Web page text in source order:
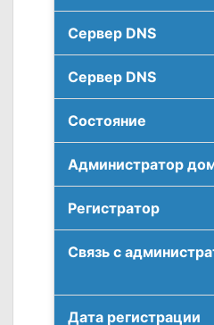
Сервер DNS
Сервер DNS
Соcтояние
Администратор
Регистратор
Связь с
Дата регистрации